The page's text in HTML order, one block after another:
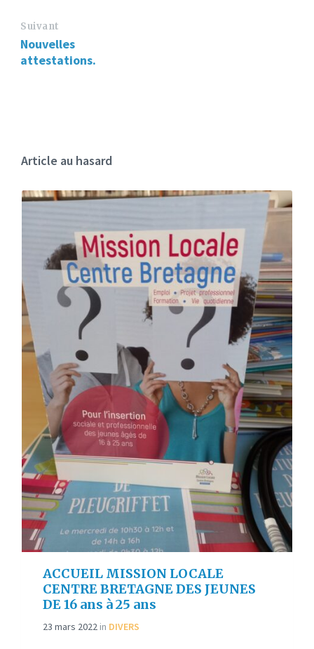
Suivant
Nouvelles
attestations.
Article au hasard
ACCUEIL MISSION LOCALE
CENTRE BRETAGNE DES JEUNES
DE 16 ans à 25 ans
23 mars 2022 in DIVERS